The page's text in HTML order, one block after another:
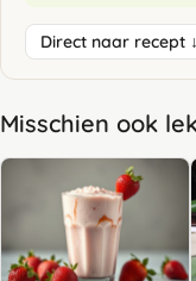
Direct naar recept ↓
Misschien ook